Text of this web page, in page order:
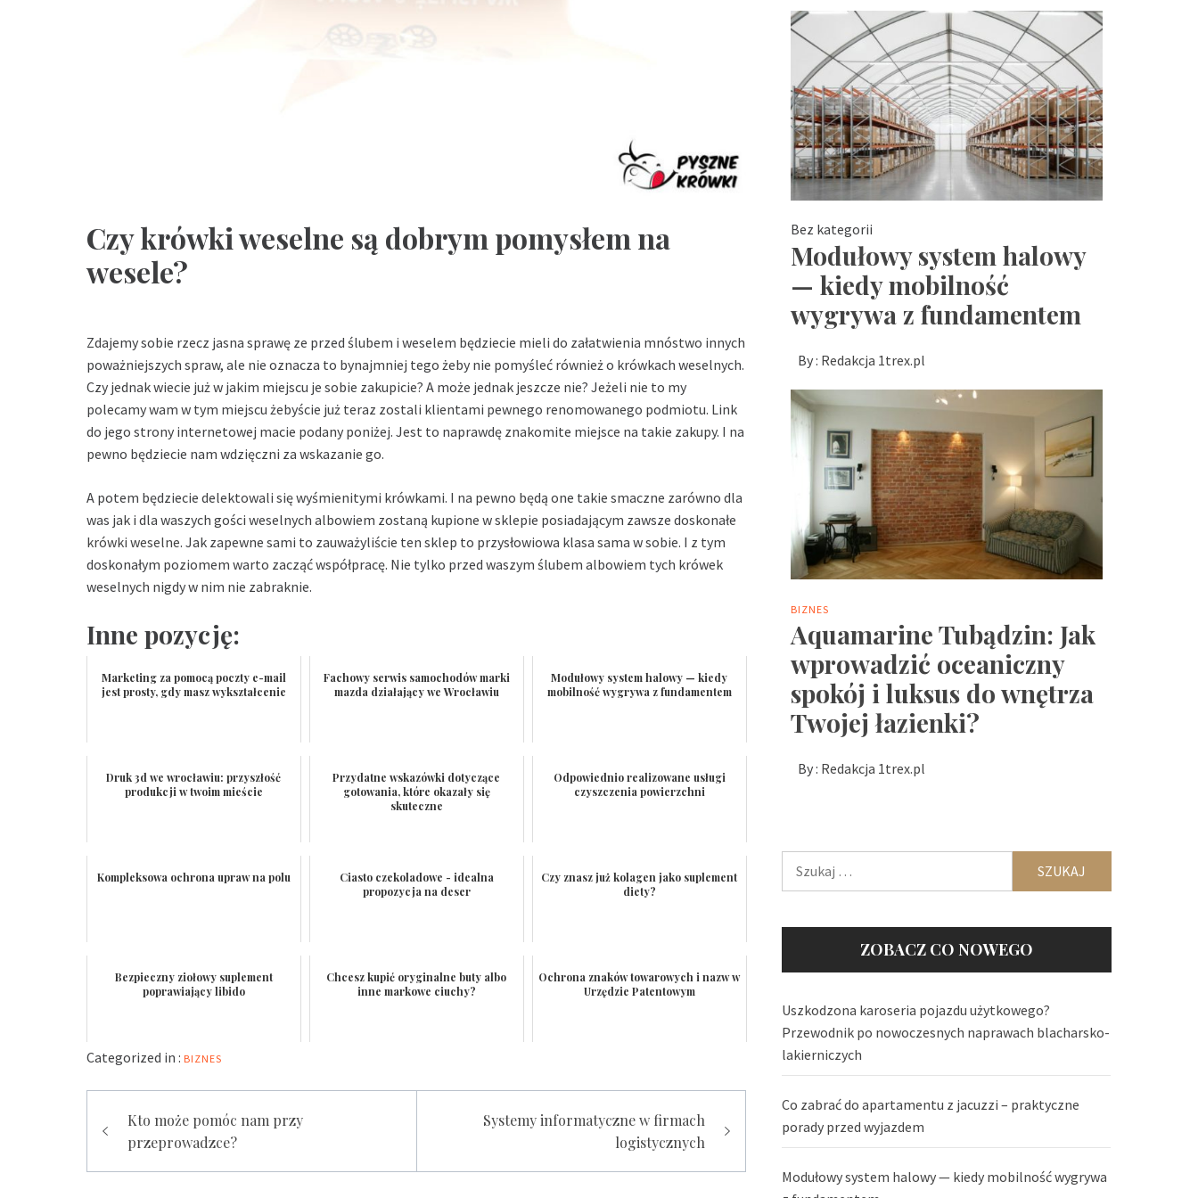
Czy krówki weselne są dobrym pomysłem na
wesele?
Zdajemy sobie rzecz jasna sprawę ze przed ślubem i weselem będziecie mieli do załatwienia mnóstwo innych
poważniejszych spraw, ale nie oznacza to bynajmniej tego żeby nie pomyśleć również o krówkach weselnych.
Czy jednak wiecie już w jakim miejscu je sobie zakupicie? A może jednak jeszcze nie? Jeżeli nie to my
polecamy wam w tym miejscu żebyście już teraz zostali klientami pewnego renomowanego podmiotu. Link
do jego strony internetowej macie podany poniżej. Jest to naprawdę znakomite miejsce na takie zakupy. I na
pewno będziecie nam wdzięczni za wskazanie go.
A potem będziecie delektowali się wyśmienitymi krówkami. I na pewno będą one takie smaczne zarówno dla
was jak i dla waszych gości weselnych albowiem zostaną kupione w sklepie posiadającym zawsze doskonałe
krówki weselne. Jak zapewne sami to zauważyliście ten sklep to przysłowiowa klasa sama w sobie. I z tym
doskonałym poziomem warto zacząć współpracę. Nie tylko przed waszym ślubem albowiem tych krówek
weselnych nigdy w nim nie zabraknie.
Inne pozycję:
Marketing za pomocą poczty e-mail
jest prosty, gdy masz wykształcenie
Fachowy serwis samochodów marki
mazda działający we Wrocławiu
Modułowy system halowy — kiedy
mobilność wygrywa z fundamentem
Druk 3d we wrocławiu: przyszłość
produkcji w twoim mieście
Przydatne wskazówki dotyczące
gotowania, które okazały się
skuteczne
Odpowiednio realizowane usługi
czyszczenia powierzchni
Kompleksowa ochrona upraw na polu
Ciasto czekoladowe - idealna
propozycja na deser
Czy znasz już kolagen jako suplement
diety?
Bezpieczny ziołowy suplement
poprawiający libido
Chcesz kupić oryginalne buty albo
inne markowe ciuchy?
Ochrona znaków towarowych i nazw w
Urzędzie Patentowym
Categorized in : BIZNES
Nawigacja
wpisu
Kto może pomóc nam przy
przeprowadzce?
Systemy informatyczne w firmach
logistycznych
Bez kategorii
Modułowy system halowy
— kiedy mobilność
wygrywa z fundamentem
By : Redakcja 1trex.pl
BIZNES
Aquamarine Tubądzin: Jak
wprowadzić oceaniczny
spokój i luksus do wnętrza
Twojej łazienki?
By : Redakcja 1trex.pl
Szukaj:
ZOBACZ CO NOWEGO
Uszkodzona karoseria pojazdu użytkowego?
Przewodnik po nowoczesnych naprawach blacharsko-
lakierniczych
Co zabrać do apartamentu z jacuzzi – praktyczne
porady przed wyjazdem
Modułowy system halowy — kiedy mobilność wygrywa